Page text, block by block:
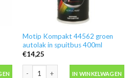
in spuitbus 400ml aantal
Motip Kompakt 44562 groen
autolak in spuitbus 400ml
€14,25
Motip Kompakt 44562 groen
IN WINKELWAGEN